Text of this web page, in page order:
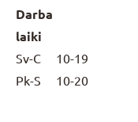
Darba
laiki
Sv-C
10-19
Pk-S
10-20